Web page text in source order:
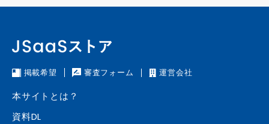
掲載希望 審査フォーム 運営会社
本サイトとは？
資料DL